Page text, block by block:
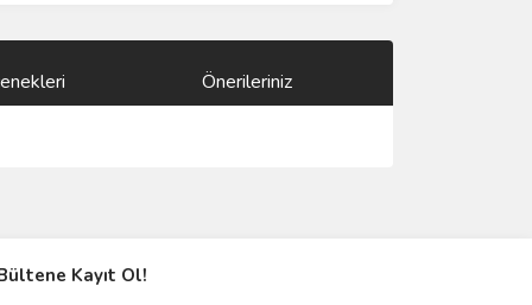
Önerileriniz
Kayıt Ol!